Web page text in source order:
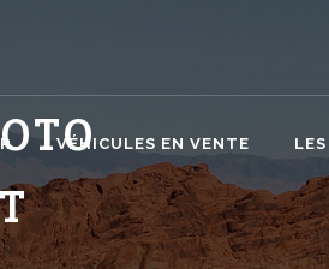
VÉHICULES EN VENTE